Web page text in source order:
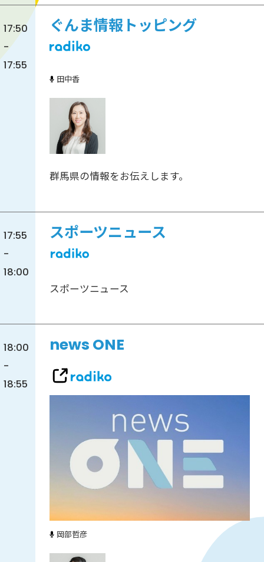
17:50
-
17:55
ぐんま情報トッピング
田中香
群馬県の情報をお伝えします。
17:55
-
18:00
スポーツニュース
スポーツニュース
18:00
-
18:55
news ONE
岡部哲彦